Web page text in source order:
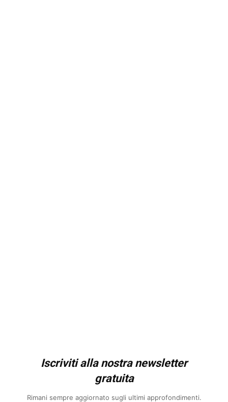
Iscriviti alla nostra newsletter
gratuita
Rimani sempre aggiornato sugli ultimi approfondimenti.